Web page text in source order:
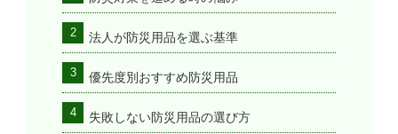
法人が防災用品を選ぶ基準
優先度別おすすめ防災用品
失敗しない防災用品の選び方